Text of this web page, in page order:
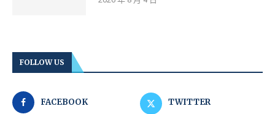
FOLLOW US
FACEBOOK TWITTER